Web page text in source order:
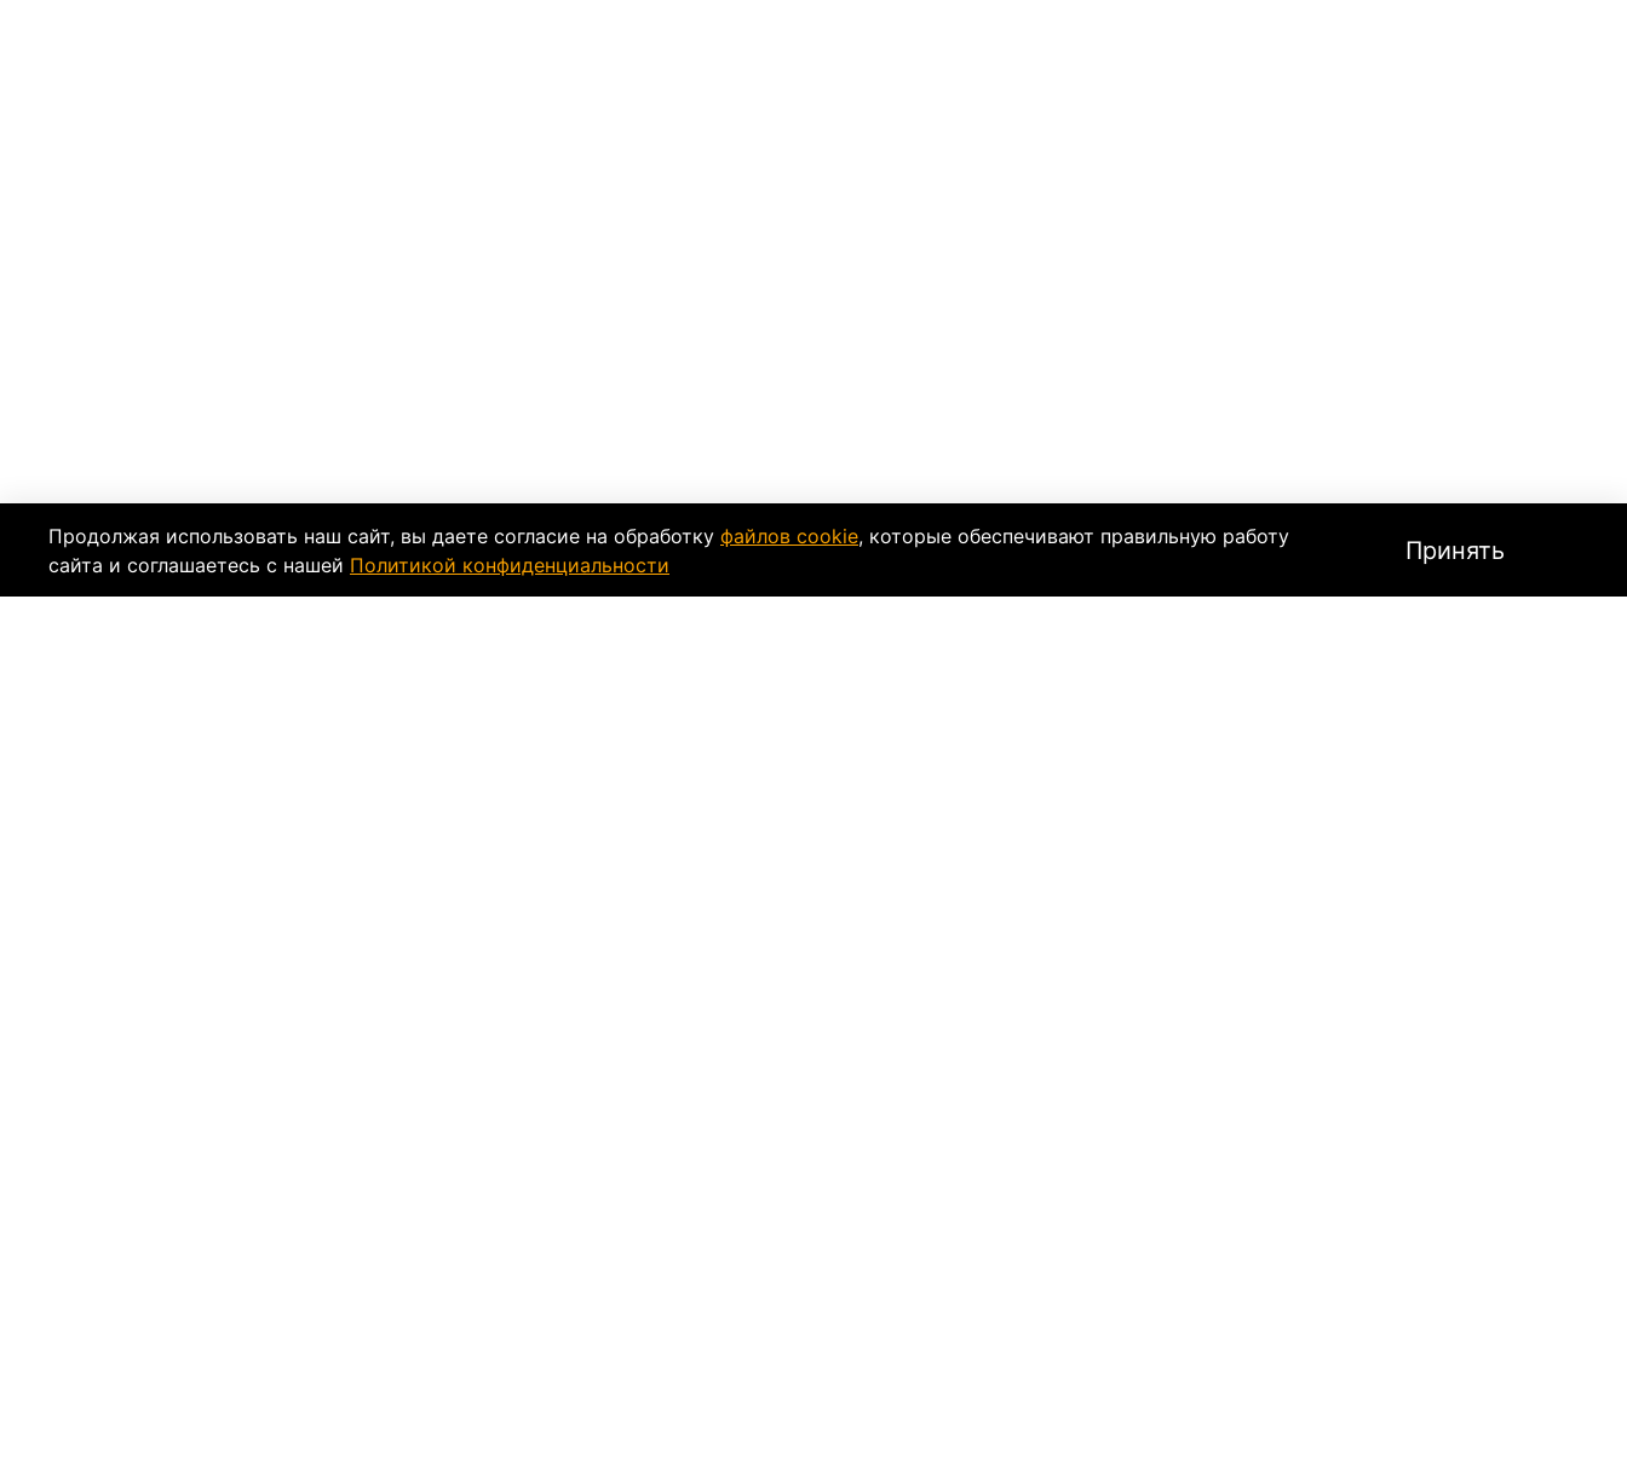
Продолжая использовать наш сайт, вы даете согласие на обработку файлов cookie, которые обеспечивают правильную работу
сайта и соглашаетесь с нашей Политикой конфиденциальности Принять